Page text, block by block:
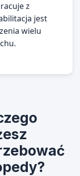
z
jest
wielu